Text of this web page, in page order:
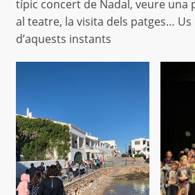
típic concert de Nadal, veure una
al teatre, la visita dels patges… Us
d’aquests instants